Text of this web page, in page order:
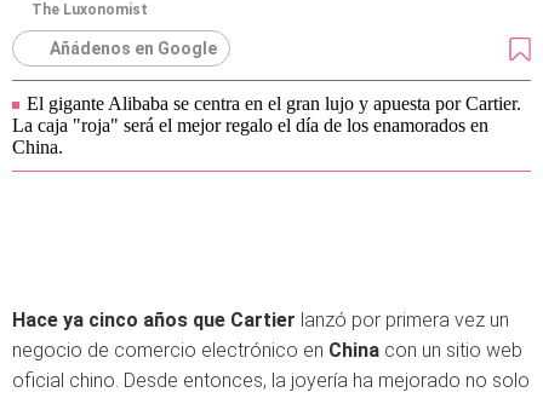
The Luxonomist
Añádenos en Google
El gigante Alibaba se centra en el gran lujo y apuesta por Cartier.
La caja "roja" será el mejor regalo el día de los enamorados en
China.
Hace ya cinco años que Cartier lanzó por primera vez un
negocio de comercio electrónico en China con un sitio web
oficial chino. Desde entonces, la joyería ha mejorado no solo